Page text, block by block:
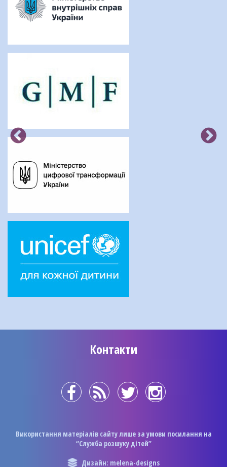
Контакти
Використання матеріалів сайту лише за умови посилання на
“Служба розшуку дітей”
Дизайн: melena-designs